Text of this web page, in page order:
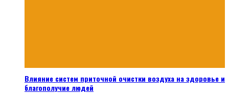
Влияние систем приточной очистки воздуха на здоровье и
благополучие людей